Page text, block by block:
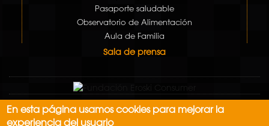
Pasaporte saludable
Observatorio de Alimentación
Aula de Familia
Sala de prensa
Aviso Legal
En esta página usamos cookies para mejorar la
experiencia del usuario